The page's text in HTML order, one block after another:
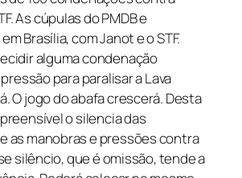
As cúpulas do PMDB e
Brasília, com Janot e o STF.
alguma condenação
para paralisar a Lava
O jogo do abafa crescerá. Desta
o silencia das
as manobras e pressões contra
silêncio, que é omissão, tende a